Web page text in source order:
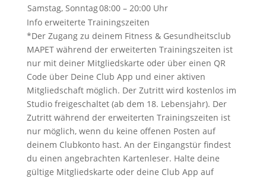
Samstag, Sonntag08:00 – 20:00 Uhr
Info erweiterte Trainingszeiten
*Der Zugang zu deinem Fitness & Gesundheitsclub
MAPET während der erweiterten Trainingszeiten ist
nur mit deiner Mitgliedskarte oder über einen QR
Code über Deine Club App und einer aktiven
Mitgliedschaft möglich. Der Zutritt wird kostenlos im
Studio freigeschaltet (ab dem 18. Lebensjahr). Der
Zutritt während der erweiterten Trainingszeiten ist
nur möglich, wenn du keine offenen Posten auf
deinem Clubkonto hast. An der Eingangstür findest
du einen angebrachten Kartenleser. Halte deine
gültige Mitgliedskarte oder deine Club App auf